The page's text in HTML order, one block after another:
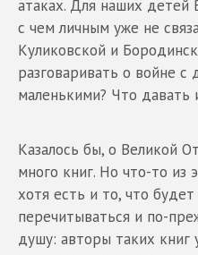
атаках. Для наших детей
с чем личным уже не
Куликовской и
разговаривать о войне с
маленькими? Что давать
Казалось бы, о Великой
много книг. Но что-то из
хотя есть и то, что будет
перечитываться и по-
душу: авторы таких книг